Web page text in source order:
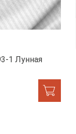
1 Лунная